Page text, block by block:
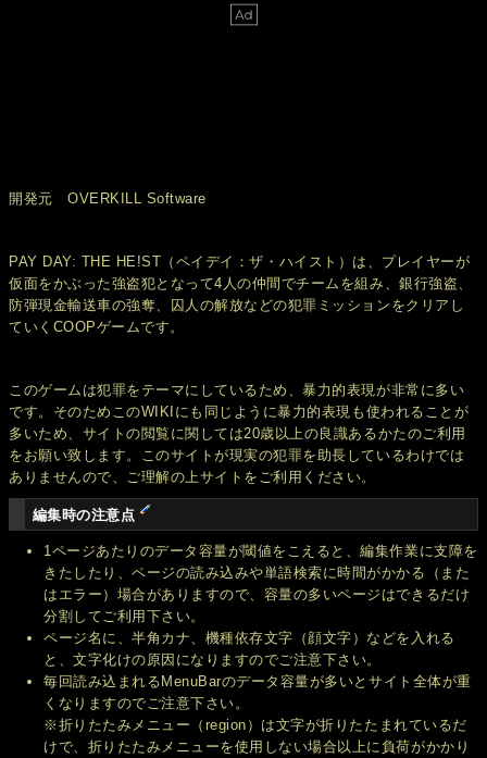
開発元 OVERKILL Software
PAY DAY: THE HE!ST（ペイデイ：ザ・ハイスト）は、プレイヤーが
仮面をかぶった強盗犯となって4人の仲間でチームを組み、銀行強盗、
防弾現金輸送車の強奪、囚人の解放などの犯罪ミッションをクリアし
ていくCOOPゲームです。
このゲームは犯罪をテーマにしているため、暴力的表現が非常に多い
です。そのためこのWIKIにも同じように暴力的表現も使われることが
多いため、サイトの閲覧に関しては20歳以上の良識あるかたのご利用
をお願い致します。このサイトが現実の犯罪を助長しているわけでは
ありませんので、ご理解の上サイトをご利用ください。
編集時の注意点
1ページあたりのデータ容量が閾値をこえると、編集作業に支障を
きたしたり、ページの読み込みや単語検索に時間がかかる（また
はエラー）場合がありますので、容量の多いページはできるだけ
分割してご利用下さい。
ページ名に、半角カナ、機種依存文字（顔文字）などを入れる
と、文字化けの原因になりますのでご注意下さい。
毎回読み込まれるMenuBarのデータ容量が多いとサイト全体が重
くなりますのでご注意下さい。
※折りたたみメニュー（region）は文字が折りたたまれているだ
けで、折りたたみメニューを使用しない場合以上に負荷がかかり